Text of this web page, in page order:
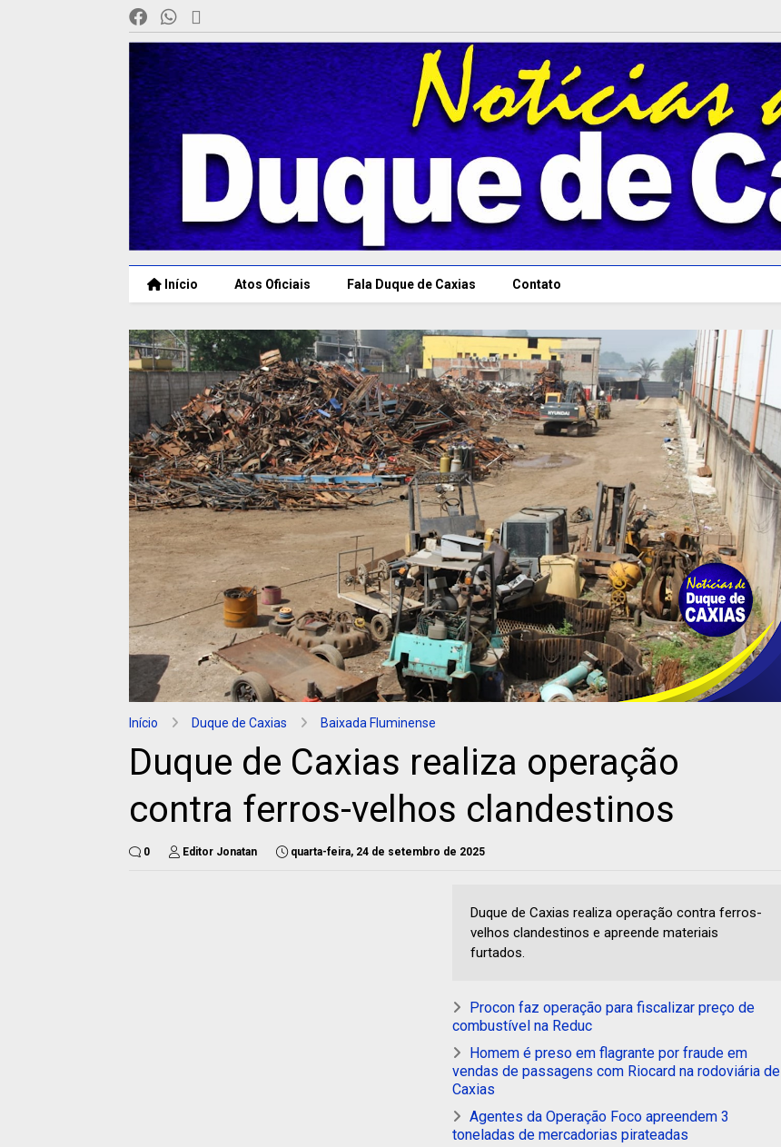
Início Atos Oficiais Fala Duque de Caxias Contato
Início Duque de Caxias Baixada Fluminense
Duque de Caxias realiza operação
contra ferros-velhos clandestinos
0 Editor Jonatan quarta-feira, 24 de setembro de 2025
Duque de Caxias realiza operação contra ferros-
velhos clandestinos e apreende materiais
furtados.
Procon faz operação para fiscalizar preço de
combustível na Reduc
Homem é preso em flagrante por fraude em
vendas de passagens com Riocard na rodoviária de
Caxias
Agentes da Operação Foco apreendem 3
toneladas de mercadorias pirateadas